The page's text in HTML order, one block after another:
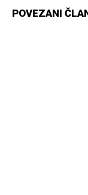
POVEZANI